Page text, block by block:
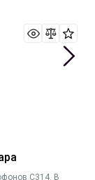
C314. В